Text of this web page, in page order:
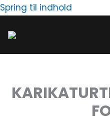
Spring til indhold